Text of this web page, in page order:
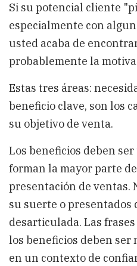
Si su potencial cliente
especialmente con
usted acaba de
probablemente la
Estas tres áreas:
beneficio clave, son los
su objetivo de venta.
Los beneficios deben
forman la mayor parte
presentación de ventas.
su suerte o presentados
desarticulada. Las
los beneficios deben ser
en un contexto de